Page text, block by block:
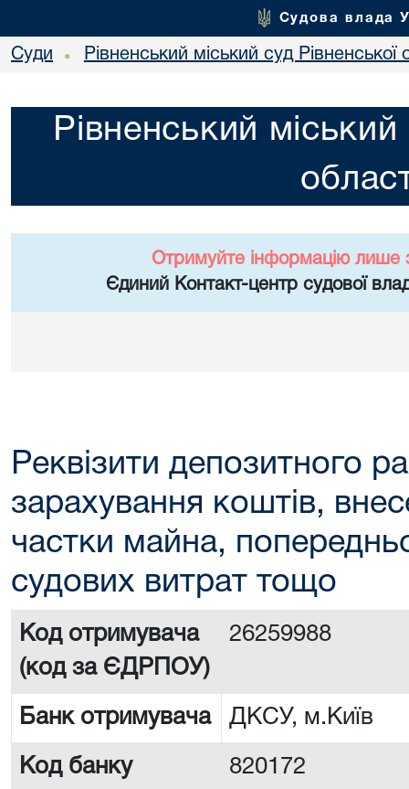
Судова влада
Суди • Рівненський міський суд Рівненської
Рівненський міський
Отримуйте інформацію лише
Єдиний Контакт-центр судової
Реквізити депозитного
зарахування коштів,
частки майна,
судових витрат тощо
Код отримувача
(код за ЄДРПОУ)
26259988
Банк отримувача ДКСУ, м.Київ
Код банку
820172